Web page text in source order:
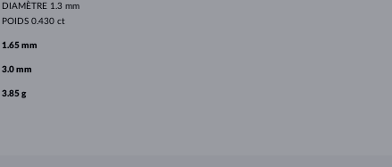
DIAMÈTRE 1.3 mm
POIDS 0.430 ct
1.65 mm
3.0 mm
3.85 g